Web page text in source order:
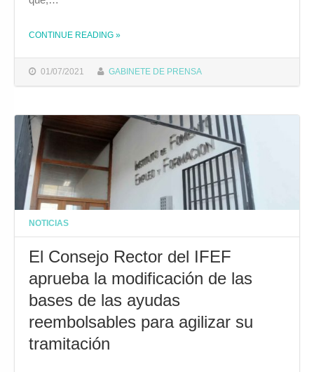
01/07/2021 GABINETE DE PRENSA
CONTINUE READING »
NOTICIAS
El Consejo Rector del IFEF
aprueba la modificación de las
bases de las ayudas
reembolsables para agilizar su
tramitación